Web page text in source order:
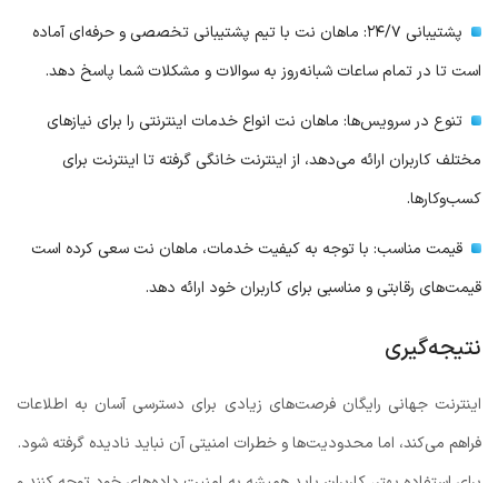
پشتیبانی ۲۴/۷: ماهان نت با تیم پشتیبانی تخصصی و حرفه‌ای آماده
است تا در تمام ساعات شبانه‌روز به سوالات و مشکلات شما پاسخ دهد.
تنوع در سرویس‌ها: ماهان نت انواع خدمات اینترنتی را برای نیازهای
مختلف کاربران ارائه می‌دهد، از اینترنت خانگی گرفته تا اینترنت برای
کسب‌وکارها.
قیمت مناسب: با توجه به کیفیت خدمات، ماهان نت سعی کرده است
قیمت‌های رقابتی و مناسبی برای کاربران خود ارائه دهد.
نتیجه‌گیری
اینترنت جهانی رایگان فرصت‌های زیادی برای دسترسی آسان به اطلاعات
فراهم می‌کند، اما محدودیت‌ها و خطرات امنیتی آن نباید نادیده گرفته شود.